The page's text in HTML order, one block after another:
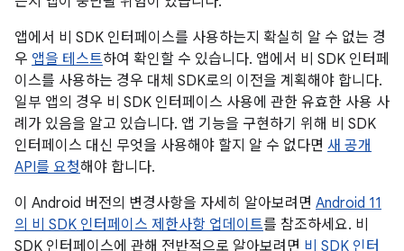
앱에서 비 SDK 인터페이스를 사용하는지 확실히 알 수 없는 경
우 앱을 테스트하여 확인할 수 있습니다. 앱에서 비 SDK 인터페
이스를 사용하는 경우 대체 SDK로의 이전을 계획해야 합니다.
일부 앱의 경우 비 SDK 인터페이스 사용에 관한 유효한 사용 사
례가 있음을 알고 있습니다. 앱 기능을 구현하기 위해 비 SDK
인터페이스 대신 무엇을 사용해야 할지 알 수 없다면 새 공개
API를 요청해야 합니다.
이 Android 버전의 변경사항을 자세히 알아보려면 Android 11
의 비 SDK 인터페이스 제한사항 업데이트를 참조하세요. 비
SDK 인터페이스에 관해 전반적으로 알아보려면 비 SDK 인터